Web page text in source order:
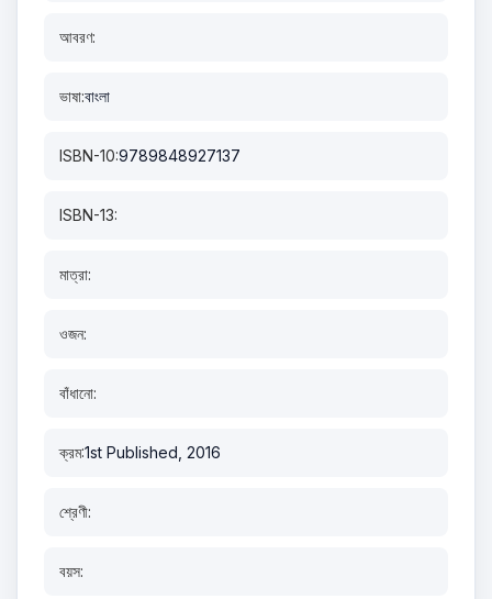
আবরণ:
ভাষা:বাংলা
ISBN-10:9789848927137
ISBN-13:
মাত্রা:
ওজন:
বাঁধানো:
ক্রম:1st Published, 2016
শ্রেণী:
বয়স: